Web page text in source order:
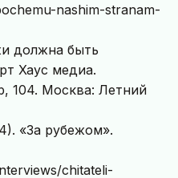
nashim-stranam-
должна быть
Хаус медиа.
104. Москва: Летний
«За рубежом».
chitateli-